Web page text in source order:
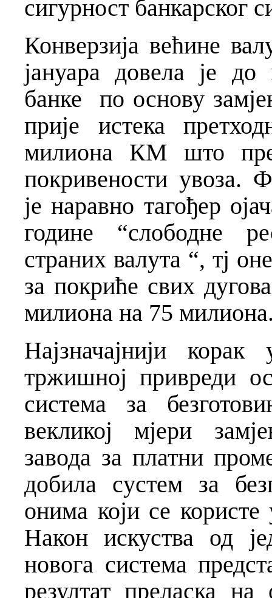
сигурност банкарског
Конверзија већине
јануара довела је до
банке по основу
прије истека
милиона КМ што
покривености увоза.
је наравно тагођер
године “слободне
страних валута “, тј
за покриће свих
милиона на 75
Најзначајнији
тржишној привреди
система за
векликој мјери
завода за платни
добила сyстем за
онима који се
Након искуства од
новога система
резултат преласка